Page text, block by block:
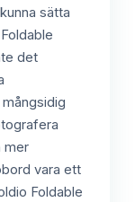
sätta
det
mer
vara ett
Foldable